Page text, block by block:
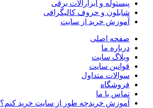
پیستوله و ابزارآلات برقی
شابلون و حروف کالیگرافی
آموزش خرید از سایت
صفحه اصلی
درباره ما
وبلاگ سایت
قوانین سایت
سوالات متداول
فروشگاه
تماس با ما
آموزش خریدچه طور از سایت خرید کنم؟